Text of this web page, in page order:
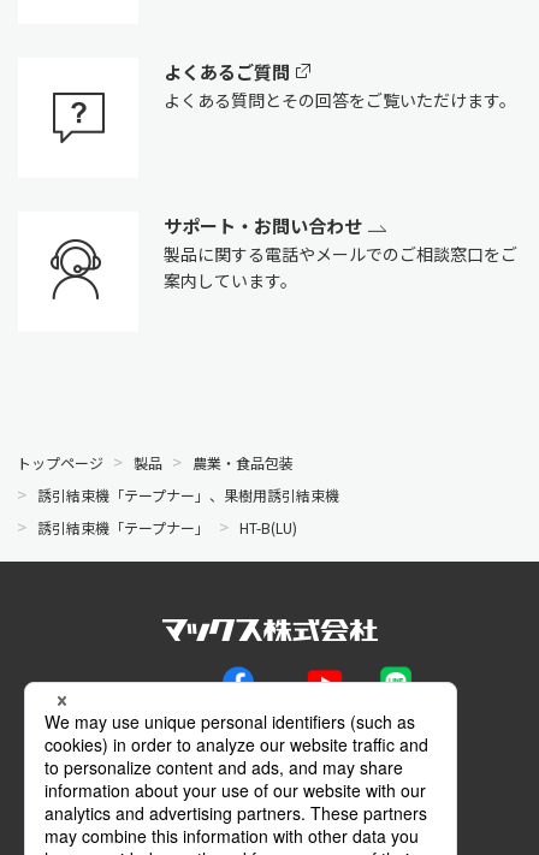
よくあるご質問
よくある質問とその回答をご覧いただけます。
サポート・お問い合わせ
製品に関する電話やメールでのご相談窓口をご
案内しています。
トップページ 製品
農業・食品包装
誘引結束機「テープナー」、果樹用誘引結束機
誘引結束機「テープナー」
HT-B(LU)
Facebook
YouTube LINE
メールマガジン
動画特設サイト